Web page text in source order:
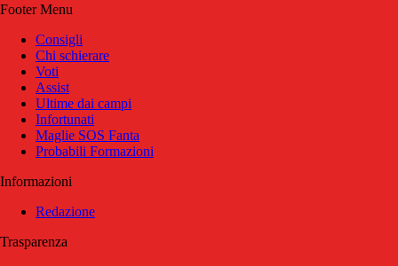
Footer Menu
Consigli
Chi schierare
Voti
Assist
Ultime dai campi
Infortunati
Maglie SOS Fanta
Probabili Formazioni
Informazioni
Redazione
Trasparenza